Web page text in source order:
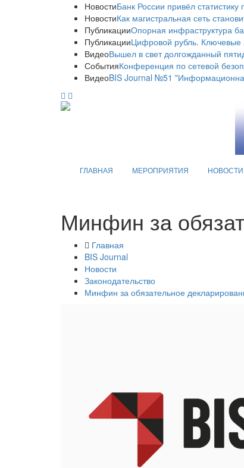
НовостиБанк России привёл
НовостиКак магистральная сеть
ПубликацииОпорная инфраструктура
ПубликацииЦифровой рубль. Ключевые
ВидеоВышел в свет долгожданный
СобытияКонференция по сетевой
ВидеоBIS Journal №51
ГЛАВНАЯ МЕРОПРИЯТИЯ НОВОСТИ
Минфин за
Главная
BIS Journal
Новости
Законодательство
Минфин за обязательное